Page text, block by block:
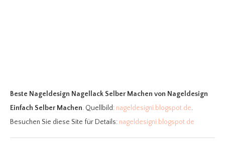
Beste Nageldesign Nagellack Selber Machen von Nageldesign
Einfach Selber Machen. Quellbild: nageldesigni.blogspot.de.
Besuchen Sie diese Site für Details: nageldesigni.blogspot.de